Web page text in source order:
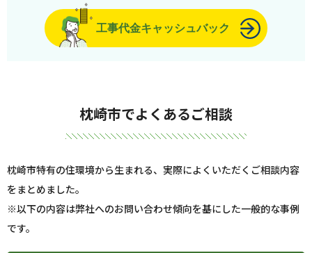
工事代金キャッシュバック
枕崎市でよくあるご相談
枕崎市特有の住環境から生まれる、実際によくいただくご相談内容
をまとめました。
※以下の内容は弊社へのお問い合わせ傾向を基にした一般的な事例
です。